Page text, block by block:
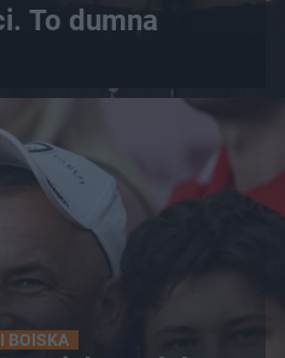
To dumna
BOISKA